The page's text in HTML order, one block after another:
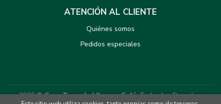
ATENCIÓN AL CLIENTE
Quiénes somos
Pedidos especiales
2026 ©Casa Tomada LIbros y Café. Todos los Derechos